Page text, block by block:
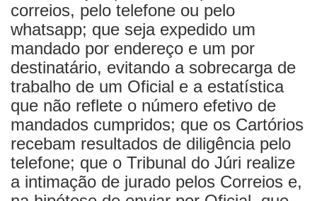
correios, pelo telefone ou pelo
whatsapp; que seja expedido um
mandado por endereço e um por
destinatário, evitando a sobrecarga de
trabalho de um Oficial e a estatística
que não reflete o número efetivo de
mandados cumpridos; que os Cartórios
recebam resultados de diligência pelo
telefone; que o Tribunal do Júri realize
a intimação de jurado pelos Correios e,